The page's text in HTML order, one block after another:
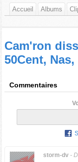
Accueil Albums
Cam'ron
50Cent, Nas,
Commentaires
storm-dv-